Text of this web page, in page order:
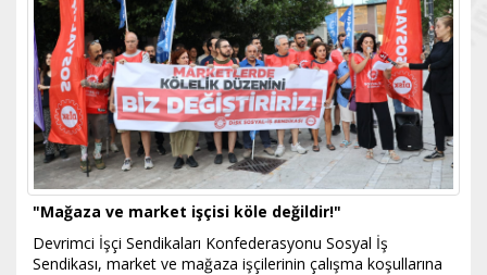
"Mağaza ve market işçisi köle değildir!"
Devrimci İşçi Sendikaları Konfederasyonu Sosyal İş
Sendikası, market ve mağaza işçilerinin çalışma koşullarına